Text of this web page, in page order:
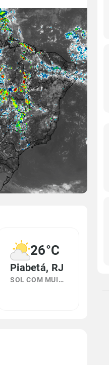
26°C
Piabetá, RJ
SOL COM MUITAS NUVENS